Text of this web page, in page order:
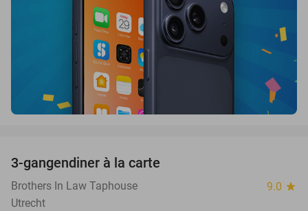
3-gangendiner à la carte
Brothers In Law Taphouse 9.0 star
Utrecht